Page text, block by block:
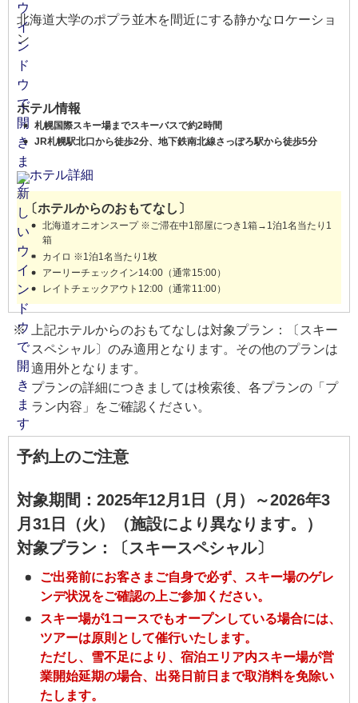
北海道大学のポプラ並木を間近にする静かなロケーショ
ン
ホテル情報
札幌国際スキー場までスキーバスで約2時間
JR札幌駅北口から徒歩2分、地下鉄南北線さっぽろ駅から徒歩5分
ホテル詳細
〔ホテルからのおもてなし〕
北海道オニオンスープ ※ご滞在中1部屋につき1箱→1泊1名当たり1
箱
カイロ ※1泊1名当たり1枚
アーリーチェックイン14:00（通常15:00）
レイトチェックアウト12:00（通常11:00）
上記ホテルからのおもてなしは対象プラン：〔スキー
スペシャル〕のみ適用となります。その他のプランは
適用外となります。
プランの詳細につきましては検索後、各プランの「プ
ラン内容」をご確認ください。
予約上のご注意
対象期間：2025年12月1日（月）～2026年3
月31日（火）（施設により異なります。）
対象プラン：〔スキースペシャル〕
ご出発前にお客さまご自身で必ず、スキー場のゲレ
ンデ状況をご確認の上ご参加ください。
スキー場が1コースでもオープンしている場合には、
ツアーは原則として催行いたします。
ただし、雪不足により、宿泊エリア内スキー場が営
業開始延期の場合、出発日前日まで取消料を免除い
たします。